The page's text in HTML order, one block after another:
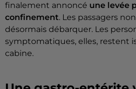
finalement annoncé une levée
confinement. Les passagers
désormais débarquer. Les
symptomatiques, elles, restent
cabine.